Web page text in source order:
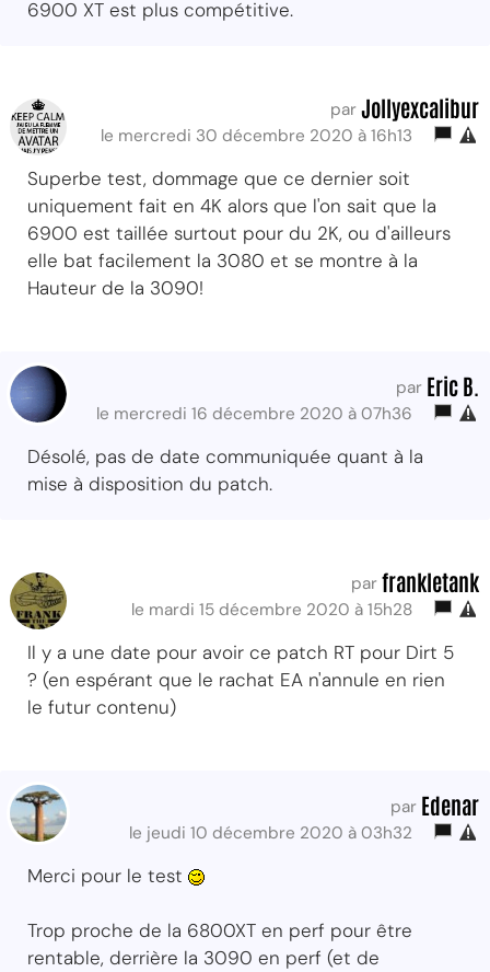
6900 XT est plus compétitive.
par Jollyexcalibur
le mercredi 30 décembre 2020 à 16h13
Superbe test, dommage que ce dernier soit
uniquement fait en 4K alors que l'on sait que la
6900 est taillée surtout pour du 2K, ou d'ailleurs
elle bat facilement la 3080 et se montre à la
Hauteur de la 3090!
par Eric B.
le mercredi 16 décembre 2020 à 07h36
Désolé, pas de date communiquée quant à la
mise à disposition du patch.
par frankletank
le mardi 15 décembre 2020 à 15h28
Il y a une date pour avoir ce patch RT pour Dirt 5
? (en espérant que le rachat EA n'annule en rien
le futur contenu)
par Edenar
le jeudi 10 décembre 2020 à 03h32
Merci pour le test
Trop proche de la 6800XT en perf pour être
rentable, derrière la 3090 en perf (et de